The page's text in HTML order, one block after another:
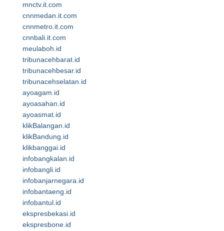
mnctv.it.com
cnnmedan.it.com
cnnmetro.it.com
cnnbali.it.com
meulaboh.id
tribunacehbarat.id
tribunacehbesar.id
tribunacehselatan.id
ayoagam.id
ayoasahan.id
ayoasmat.id
klikBalangan.id
klikBandung.id
klikbanggai.id
infobangkalan.id
infobangli.id
infobanjarnegara.id
infobantaeng.id
infobantul.id
ekspresbekasi.id
ekspresbone.id